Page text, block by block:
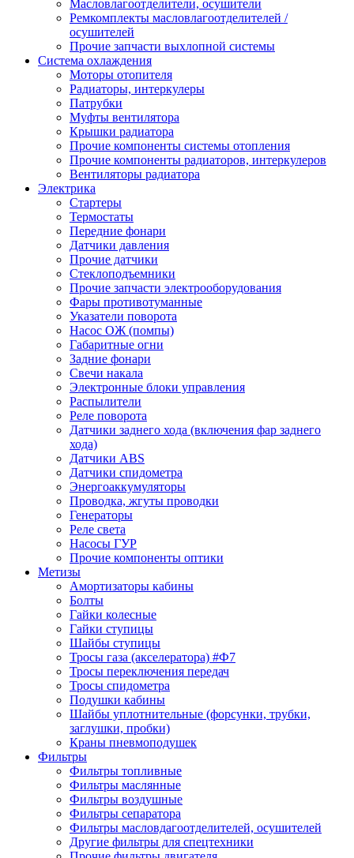
Масловлагоотделители, осушители
Ремкомплекты масловлагоотделителей /
осушителей
Прочие запчасти выхлопной системы
Система охлаждения
Моторы отопителя
Радиаторы, интеркулеры
Патрубки
Муфты вентилятора
Крышки радиатора
Прочие компоненты системы отопления
Прочие компоненты радиаторов, интеркулеров
Вентиляторы радиатора
Электрика
Стартеры
Термостаты
Передние фонари
Датчики давления
Прочие датчики
Стеклоподъемники
Прочие запчасти электрооборудования
Фары противотуманные
Указатели поворота
Насос ОЖ (помпы)
Габаритные огни
Задние фонари
Свечи накала
Электронные блоки управления
Распылители
Реле поворота
Датчики заднего хода (включения фар заднего
хода)
Датчики ABS
Датчики спидометра
Энергоаккумуляторы
Проводка, жгуты проводки
Генераторы
Реле света
Насосы ГУР
Прочие компоненты оптики
Метизы
Амортизаторы кабины
Болты
Гайки колесные
Гайки ступицы
Шайбы ступицы
Тросы газа (акселератора) #Ф7
Тросы переключения передач
Тросы спидометра
Подушки кабины
Шайбы уплотнительные (форсунки, трубки,
заглушки, пробки)
Краны пневмоподушек
Фильтры
Фильтры топливные
Фильтры маслянные
Фильтры воздушные
Фильтры сепаратора
Фильтры масловдагоотделителей, осушителей
Другие фильтры для спецтехники